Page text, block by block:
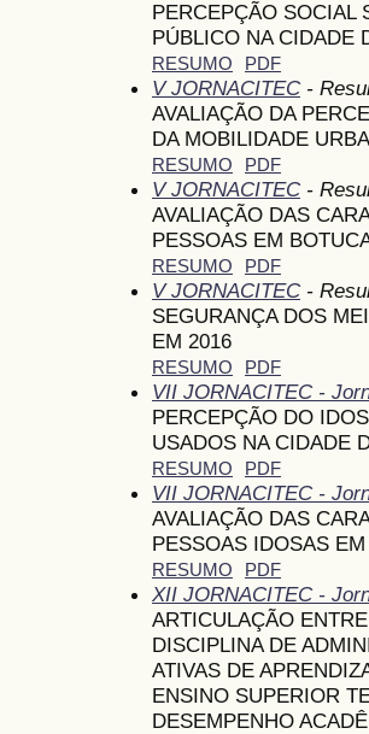
PERCEPÇÃO SOCIAL
PÚBLICO NA CIDADE
RESUMO PDF
V JORNACITEC-
AVALIAÇÃO DA
DA MOBILIDADE
RESUMO PDF
V JORNACITEC-
AVALIAÇÃO DAS
PESSOAS EM
RESUMO PDF
V JORNACITEC-
SEGURANÇA DOS
EM 2016
RESUMO PDF
VII JORNACITEC -
PERCEPÇÃO DO
USADOS NA CIDADE
RESUMO PDF
VII JORNACITEC -
AVALIAÇÃO DAS
PESSOAS IDOSAS
RESUMO PDF
XII JORNACITEC -
ARTICULAÇÃO
DISCIPLINA DE
ATIVAS DE
ENSINO SUPERIOR
DESEMPENHO